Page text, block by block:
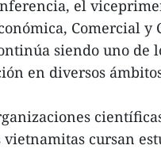
el
Comercial
siendo uno de
en diversos
cursan